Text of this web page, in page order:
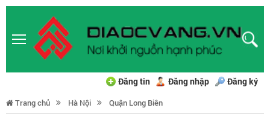
Đăng tin Đăng nhập Đăng ký
Trang chủ Hà Nội Quận Long Biên